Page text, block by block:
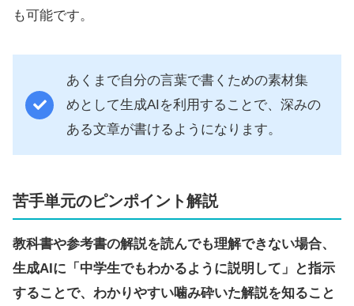
も可能です。
あくまで自分の言葉で書くための素材集
めとして生成AIを利用することで、深みの
ある文章が書けるようになります。
苦手単元のピンポイント解説
教科書や参考書の解説を読んでも理解できない場合、
生成AIに「中学生でもわかるように説明して」と指示
することで、わかりやすい噛み砕いた解説を知ること